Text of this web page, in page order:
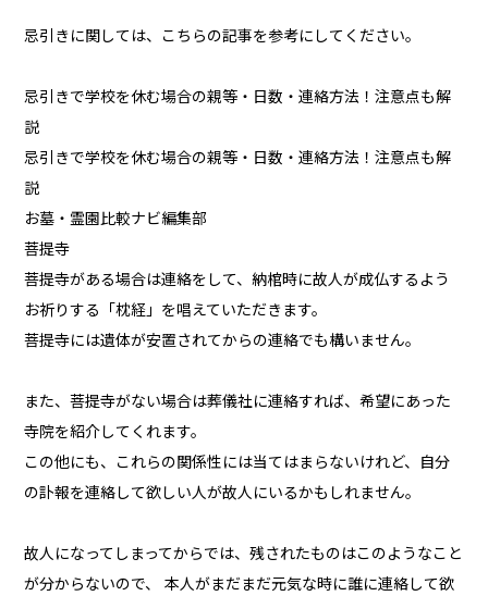
忌引きに関しては、こちらの記事を参考にしてください。
忌引きで学校を休む場合の親等・日数・連絡方法！注意点も解
説
忌引きで学校を休む場合の親等・日数・連絡方法！注意点も解
説
お墓・霊園比較ナビ編集部
菩提寺
菩提寺がある場合は連絡をして、納棺時に故人が成仏するよう
お祈りする「枕経」を唱えていただきます。
菩提寺には遺体が安置されてからの連絡でも構いません。
また、菩提寺がない場合は葬儀社に連絡すれば、希望にあった
寺院を紹介してくれます。
この他にも、これらの関係性には当てはまらないけれど、自分
の訃報を連絡して欲しい人が故人にいるかもしれません。
故人になってしまってからでは、残されたものはこのようなこと
が分からないので、 本人がまだまだ元気な時に誰に連絡して欲